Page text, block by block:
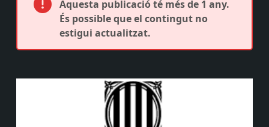
Aquesta publicació té més de 1 any.
És possible que el contingut no
estigui actualitzat.